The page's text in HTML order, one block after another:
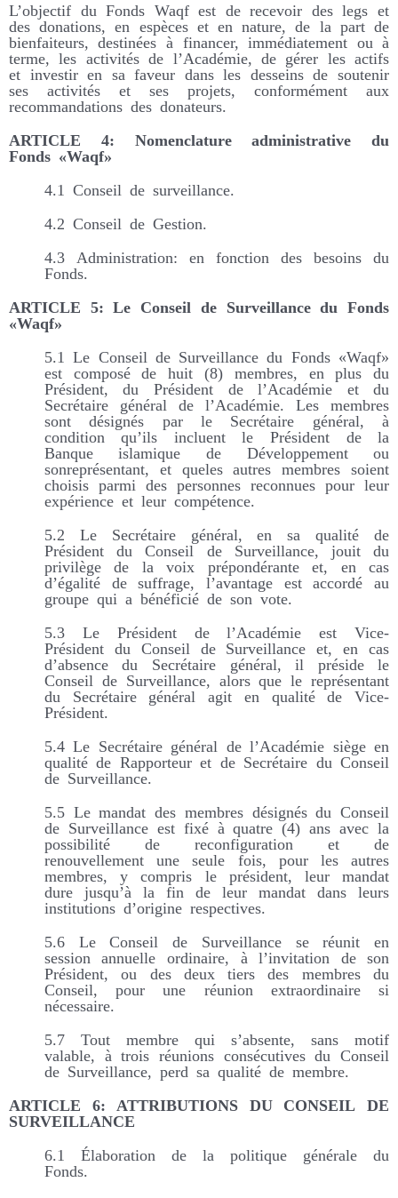
L’objectif du Fonds Waqf est de recevoir des legs et
des donations, en espèces et en nature, de la part de
bienfaiteurs, destinées à financer, immédiatement ou à
terme, les activités de l’Académie, de gérer les actifs
et investir en sa faveur dans les desseins de soutenir
ses activités et ses projets, conformément aux
recommandations des donateurs.
ARTICLE 4: Nomenclature administrative du
Fonds «Waqf»
4.1 Conseil de surveillance.
4.2 Conseil de Gestion.
4.3 Administration: en fonction des besoins du
Fonds.
ARTICLE 5: Le Conseil de Surveillance du Fonds
«Waqf»
5.1 Le Conseil de Surveillance du Fonds «Waqf»
est composé de huit (8) membres, en plus du
Président, du Président de l’Académie et du
Secrétaire général de l’Académie. Les membres
sont désignés par le Secrétaire général, à
condition qu’ils incluent le Président de la
Banque islamique de Développement ou
sonreprésentant, et queles autres membres soient
choisis parmi des personnes reconnues pour leur
expérience et leur compétence.
5.2 Le Secrétaire général, en sa qualité de
Président du Conseil de Surveillance, jouit du
privilège de la voix prépondérante et, en cas
d’égalité de suffrage, l’avantage est accordé au
groupe qui a bénéficié de son vote.
5.3 Le Président de l’Académie est Vice-
Président du Conseil de Surveillance et, en cas
d’absence du Secrétaire général, il préside le
Conseil de Surveillance, alors que le représentant
du Secrétaire général agit en qualité de Vice-
Président.
5.4 Le Secrétaire général
de l’Académie siège en
qualité de Rapporteur et de Secrétaire du Conseil
de Surveillance.
5.5 Le mandat des membres désignés du Conseil
de Surveillance est fixé à quatre (4) ans avec la
possibilité de reconfiguration et de
renouvellement une seule fois, pour les autres
membres, y compris le président, leur mandat
dure jusqu’à la fin de leur mandat dans leurs
institutions d’origine respectives.
5.6 Le Conseil de Surveillance se réunit en
session annuelle ordinaire, à l’invitation de son
Président, ou des deux tiers des membres du
Conseil, pour une réunion extraordinaire si
nécessaire.
5.7 Tout membre qui s’absente, sans motif
valable, à trois réunions consécutives du Conseil
de Surveillance, perd sa qualité de membre.
ARTICLE 6: ATTRIBUTIONS DU CONSEIL DE
SURVEILLANCE
6.1 Élaboration de la politique générale du
Fonds.